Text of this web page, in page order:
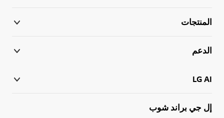
المنتجات
الدعم
LG AI
إل جي براند شوب